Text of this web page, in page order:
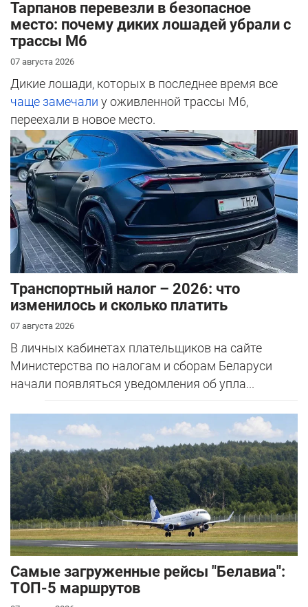
Тарпанов перевезли в безопасное
место: почему диких лошадей убрали с
трассы М6
07 августа 2026
Дикие лошади, которых в последнее время все
чаще замечали у оживленной трассы М6,
переехали в новое место.
Транспортный налог – 2026: что
изменилось и сколько платить
07 августа 2026
В личных кабинетах плательщиков на сайте
Министерства по налогам и сборам Беларуси
начали появляться уведомления об упла...
Самые загруженные рейсы "Белавиа":
ТОП-5 маршрутов